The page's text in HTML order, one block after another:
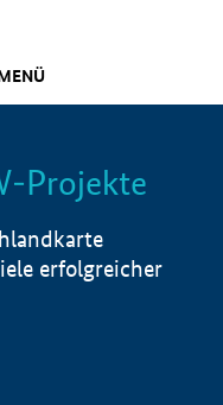
Info
Projekte
erfolgreicher